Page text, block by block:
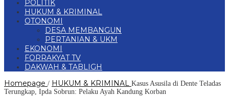
POLITIK
HUKUM & KRIMINAL
OTONOMI
DESA MEMBANGUN
PERTANIAN & UKM
EKONOMI
FORRAKYAT TV
DAKWAH & TABLIGH
Homepage / HUKUM & KRIMINAL Kasus Asusila di Dente Teladas
Terungkap, Ipda Sobrun: Pelaku Ayah Kandung Korban